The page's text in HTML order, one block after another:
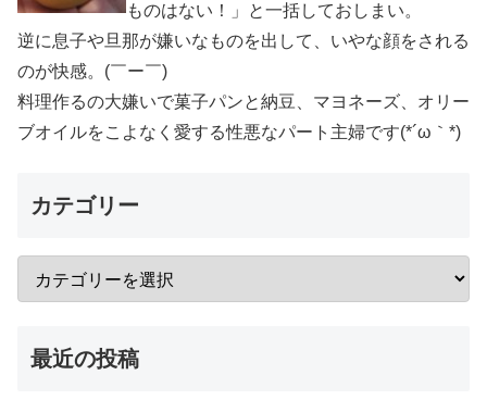
ものはない！」と一括しておしまい。
逆に息子や旦那が嫌いなものを出して、いやな顔をされる
のが快感。(￣ー￣)
料理作るの大嫌いで菓子パンと納豆、マヨネーズ、オリー
ブオイルをこよなく愛する性悪なパート主婦です(*´ω｀*)
カテゴリー
最近の投稿